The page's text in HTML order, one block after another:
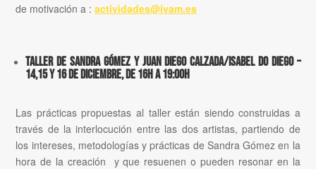
de motivación a :actividades@ivam.es
Taller de Sandra Gómez y Juan Diego Calzada/Isabel do Diego –
14,15 y 16 de diciembre, de 16h a 19:00h
Las prácticas propuestas al taller están siendo construidas a
través de la interlocución entre las dos artistas, partiendo de
los intereses, metodologías y prácticas de Sandra Gómez en la
hora de la creación y que resuenen o pueden resonar en la